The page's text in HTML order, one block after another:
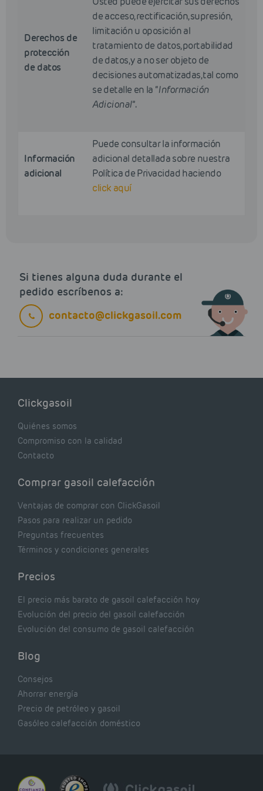
Derechos de
protección
de datos
de acceso, rectificación, supresión,
limitación u oposición al
tratamiento de datos, portabilidad
de datos, y a no ser objeto de
decisiones automatizadas, tal como
se detalle en la “Información
Adicional”.
Información
adicional
Puede consultar la información
adicional detallada sobre nuestra
Política de Privacidad haciendo
click aquí
Si tienes alguna duda durante el
pedido escríbenos a:
contacto@clickgasoil.com
Clickgasoil
Quiénes somos
Compromiso con la calidad
Contacto
Comprar gasoil calefacción
Ventajas de comprar con ClickGasoil
Pasos para realizar un pedido
Preguntas frecuentes
Términos y condiciones generales
Precios
El precio más barato de gasoil calefacción hoy
Evolución del precio del gasoil calefacción
Evolución del consumo de gasoil calefacción
Blog
Consejos
Ahorrar energía
Precio de petróleo y gasoil
Gasóleo calefacción doméstico